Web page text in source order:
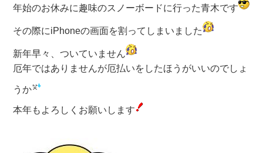
年始のお休みに趣味のスノーボードに行った青木です
その際にiPhoneの画面を割ってしまいました
新年早々、ついていません
厄年ではありませんが厄払いをしたほうがいいのでしょ
うか
本年もよろしくお願いします